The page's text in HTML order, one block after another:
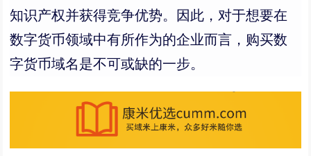
知识产权并获得竞争优势。因此，对于想要在
数字货币领域中有所作为的企业而言，购买数
字货币域名是不可或缺的一步。